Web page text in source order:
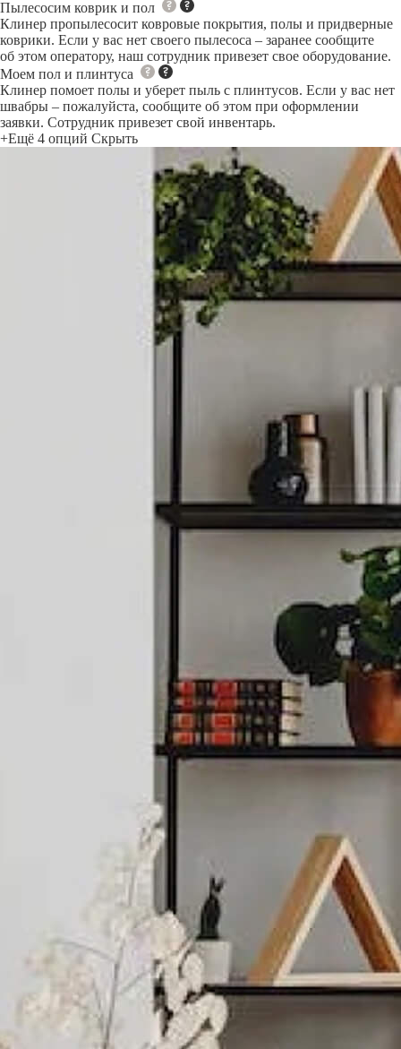
Пылесосим коврик и пол
Клинер пропылесосит ковровые покрытия, полы и придверные
коврики. Если у вас нет своего пылесоса – заранее сообщите
об этом оператору, наш сотрудник привезет свое оборудование.
Моем пол и плинтуса
Клинер помоет полы и уберет пыль с плинтусов. Если у вас нет
швабры – пожалуйста, сообщите об этом при оформлении
заявки. Сотрудник привезет свой инвентарь.
+Ещё 4 опций Скрыть